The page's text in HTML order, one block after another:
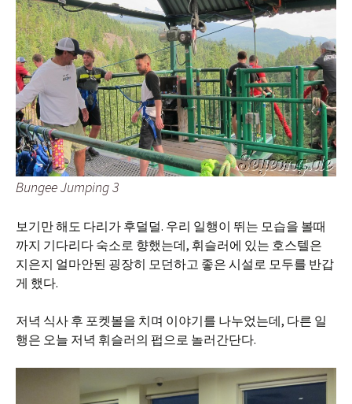
Bungee Jumping 3
보기만 해도 다리가 후덜덜. 우리 일행이 뛰는 모습을 볼때
까지 기다리다 숙소로 향했는데, 휘슬러에 있는 호스텔은
지은지 얼마안된 굉장히 모던하고 좋은 시설로 모두를 반갑
게 했다.
저녁 식사 후 포켓볼을 치며 이야기를 나누었는데, 다른 일
행은 오늘 저녁 휘슬러의 펍으로 놀러간단다.